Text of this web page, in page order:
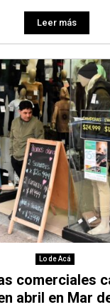
Leer más
Lo de Acá
comerciales
abril en Mar